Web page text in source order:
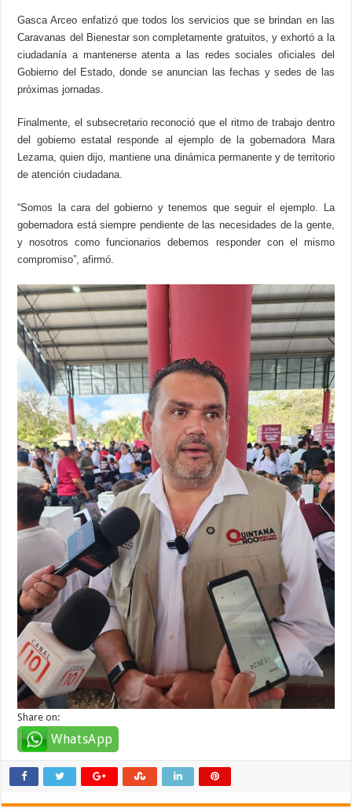
Gasca Arceo enfatizó que todos los servicios que se brindan en las
Caravanas del Bienestar son completamente gratuitos, y exhortó a la
ciudadanía a mantenerse atenta a las redes sociales oficiales del
Gobierno del Estado, donde se anuncian las fechas y sedes de las
próximas jornadas.
Finalmente, el subsecretario reconoció que el ritmo de trabajo dentro
del gobierno estatal responde al ejemplo de la gobernadora Mara
Lezama, quien dijo, mantiene una dinámica permanente y de territorio
de atención ciudadana.
“Somos la cara del gobierno y tenemos que seguir el ejemplo. La
gobernadora está siempre pendiente de las necesidades de la gente,
y nosotros como funcionarios debemos responder con el mismo
compromiso”, afirmó.
Share on:
WhatsApp